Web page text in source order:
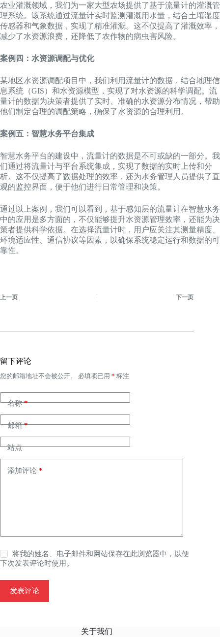
农业灌溉领域，我们为一家大型农场提供了基于流量计的灌溉管
理系统。该系统通过流量计实时监测灌溉用水量，结合土壤湿度
传感器和气象数据，实现了精准灌溉。这不仅提高了灌溉效率，
减少了水资源浪费，还降低了农作物的病虫害风险。
案例四：水资源调配与优化
某地区水资源调配项目中，我们利用流量计的数据，结合地理信
息系统（GIS）和水资源模型，实现了对水资源的科学调配。流
量计的数据为决策者提供了实时、准确的水资源分布情况，帮助
他们制定合理的调配策略，确保了水资源的合理利用。
案例五：智慧水务平台集成
智慧水务平台的建设中，流量计的数据是不可或缺的一部分。我
们通过将流量计与平台系统集成，实现了数据的实时上传和分
析。这不仅提高了数据处理的效率，还为水务管理人员提供了直
观的监控界面，便于他们进行日常管理和决策。
通过以上案例，我们可以看到，基于感知层的流量计在智慧水务
中的应用是多方面的，不仅能够提升水资源管理效率，还能为决
策者提供科学依据。在选择流量计时，用户应关注其测量精度、
环境适应性、通信协议等因素，以确保系统稳定运行和数据的可
靠性。
上一页 下一页
留下评论
您的邮箱地址不会被公开。 必填项已用 * 标注
名称*
邮箱*
站点
添加评论 *
将我的姓名、电子邮件和网站保存在此浏览器中，以便
下次发表评论时使用。
发表评论
关于我们